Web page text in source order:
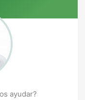
ayudar?